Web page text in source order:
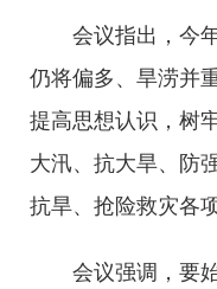
会议指出，今
仍将偏多、旱涝并
提高思想认识，树
大汛、抗大旱、防
抗旱、抢险救灾各
会议强调，要